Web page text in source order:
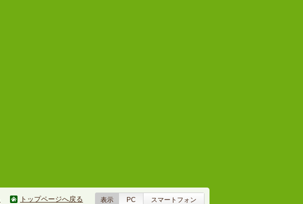
トップページへ戻る 表示 PC スマートフォン